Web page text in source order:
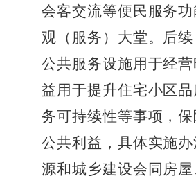
会客交流等便民服务
观（服务）大堂。后
公共服务设施用于经
益用于提升住宅小区
务可持续性等事项，
公共利益，具体实施
源和城乡建设会同房